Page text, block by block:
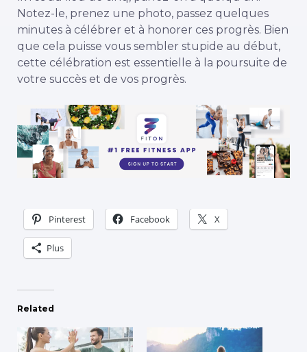
Notez-le, prenez une photo, passez quelques
minutes à célébrer et à honorer ces progrès. Bien
que cela puisse vous sembler stupide au début,
cette célébration est essentielle à la poursuite de
votre succès et de vos progrès.
Pinterest Facebook X
Plus
Related